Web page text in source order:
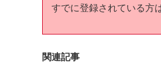
すでに登録されている方
関連記事